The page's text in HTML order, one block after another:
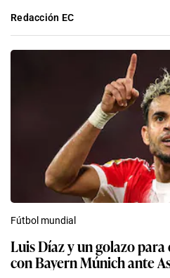
Redacción EC
Fútbol mundial
Luis Díaz y un golazo
con Bayern Múnich ante